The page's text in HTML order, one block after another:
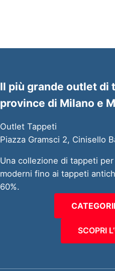
Il più grande outlet di
province di Milano e
Outlet Tappeti
Piazza Gramsci 2, Cinisello
Una collezione di tappeti
moderni fino ai tappeti
60%.
SCOPRI